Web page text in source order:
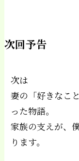
次回予告
次は――
妻の「好きなこ
った物語。
家族の支えが、
ります。